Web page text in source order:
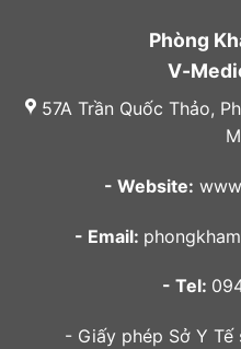
Phòng
V-
57A Trần Quốc Thảo,
- Website:
- Email:
- Tel:
- Giấy phép Sở Y